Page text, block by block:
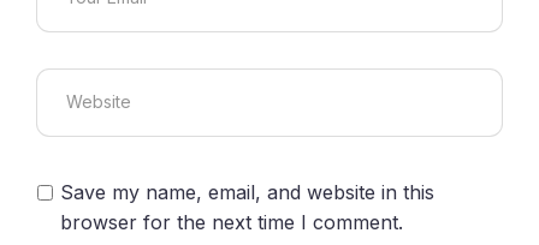
Save my name, email, and website in this
browser for the next time I comment.